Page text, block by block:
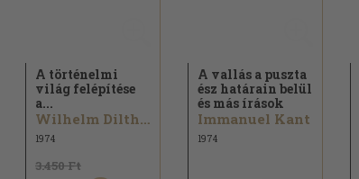
A történelmi
világ felépítése
a...
Wilhelm Dilthey
1974
3.450 Ft
A vallás a puszta
ész határain belül
és más írások
Immanuel Kant
1974